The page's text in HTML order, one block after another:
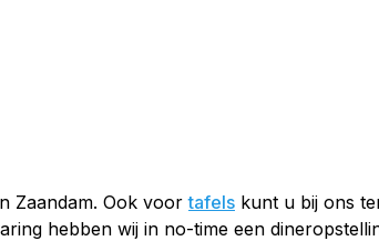
Zaandam. Ook voortafels kunt u bij ons
hebben wij in no-time een